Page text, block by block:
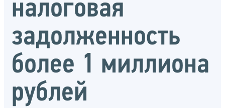
налоговая
задолженность
более 1 миллиона
рублей